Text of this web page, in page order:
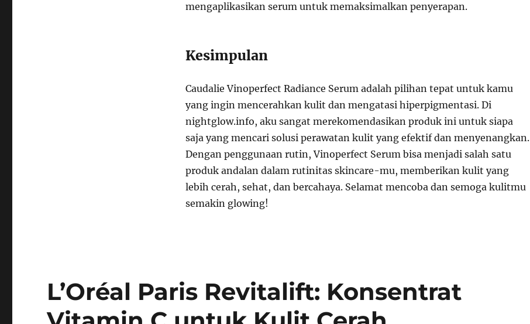
mengaplikasikan serum untuk memaksimalkan penyerapan.
Kesimpulan
Caudalie Vinoperfect Radiance Serum adalah pilihan tepat untuk kamu
yang ingin mencerahkan kulit dan mengatasi hiperpigmentasi. Di
nightglow.info, aku sangat merekomendasikan produk ini untuk siapa
saja yang mencari solusi perawatan kulit yang efektif dan menyenangkan.
Dengan penggunaan rutin, Vinoperfect Serum bisa menjadi salah satu
produk andalan dalam rutinitas skincare-mu, memberikan kulit yang
lebih cerah, sehat, dan bercahaya. Selamat mencoba dan semoga kulitmu
semakin glowing!
L’Oréal Paris Revitalift: Konsentrat